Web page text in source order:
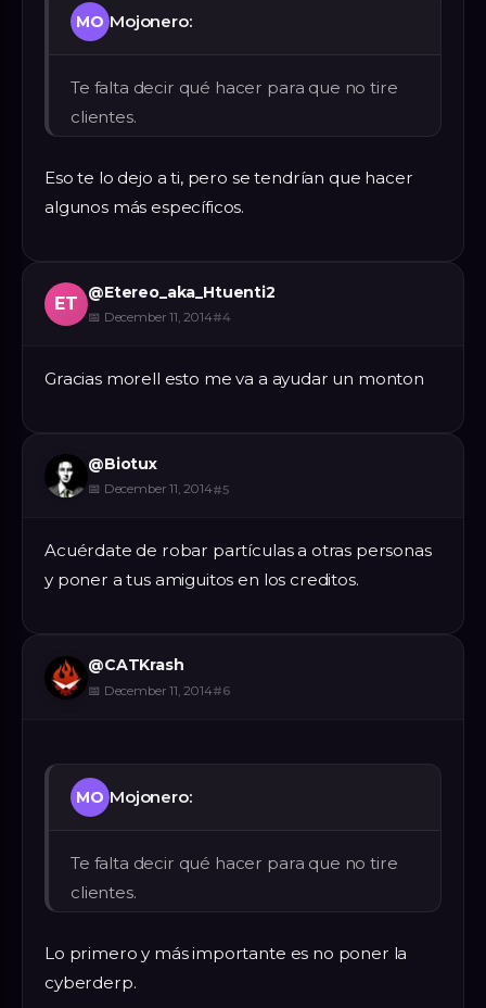
MO Mojonero:
Te falta decir qué hacer para que no tire
clientes.
Eso te lo dejo a ti, pero se tendrían que hacer
algunos más específicos.
ET
@Etereo_aka_Htuenti2
📅 December 11, 2014#4
Gracias morell esto me va a ayudar un monton
@Biotux
📅 December 11, 2014#5
Acuérdate de robar partículas a otras personas
y poner a tus amiguitos en los creditos.
@CATKrash
📅 December 11, 2014#6
MO Mojonero:
Te falta decir qué hacer para que no tire
clientes.
Lo primero y más importante es no poner la
cyberderp.